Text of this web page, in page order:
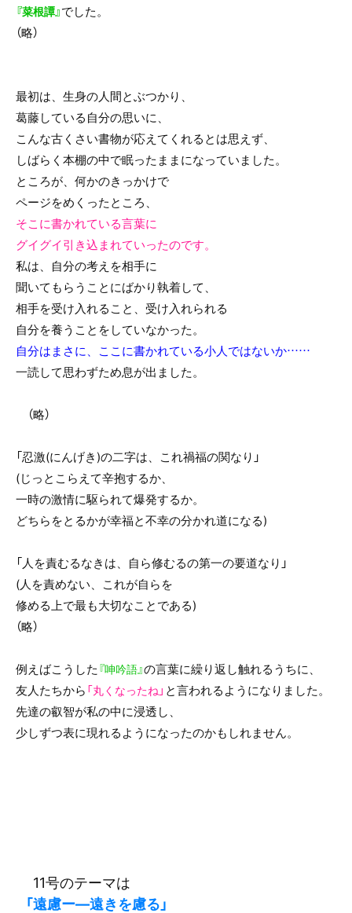
『菜根譚』でした。
（略）
最初は、生身の人間とぶつかり、
葛藤している自分の思いに、
こんな古くさい書物が応えてくれるとは思えず、
しばらく本棚の中で眠ったままになっていました。
ところが、何かのきっかけで
ページをめくったところ、
そこに書かれている言葉に
グイグイ引き込まれていったのです。
私は、自分の考えを相手に
聞いてもらうことにばかり執着して、
相手を受け入れること、受け入れられる
自分を養うことをしていなかった。
自分はまさに、ここに書かれている小人ではないか……
一読して思わずため息が出ました。
（略）
「忍激(にんげき)の二字は、これ禍福の関なり」
(じっとこらえて辛抱するか、
一時の激情に駆られて爆発するか。
どちらをとるかが幸福と不幸の分かれ道になる)
「人を責むるなきは、自ら修むるの第一の要道なり」
(人を責めない、これが自らを
修める上で最も大切なことである)
（略）
例えばこうした『呻吟語』の言葉に繰り返し触れるうちに、
友人たちから 「丸くなったね」 と言われるようになりました。
先達の叡智が私の中に浸透し、
少しずつ表に現れるようになったのかもしれません。
11号のテーマは
「遠慮ー―遠きを慮る」